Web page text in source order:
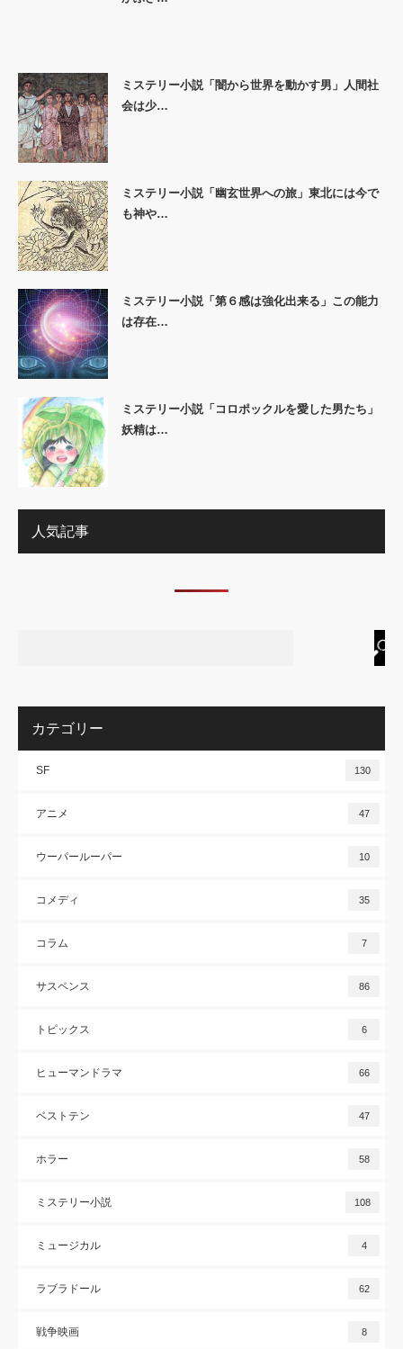
ミステリー小説「闇から世界を動かす男」人間社
会は少…
ミステリー小説「幽玄世界への旅」東北には今で
も神や…
ミステリー小説「第６感は強化出来る」この能力
は存在…
ミステリー小説「コロポックルを愛した男たち」
妖精は…
人気記事
カテゴリー
SF 130
アニメ 47
ウーパールーパー 10
コメディ 35
コラム 7
サスペンス 86
トピックス 6
ヒューマンドラマ 66
ベストテン 47
ホラー 58
ミステリー小説 108
ミュージカル 4
ラブラドール 62
戦争映画 8